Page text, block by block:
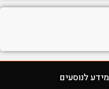
מידע לנוסעים